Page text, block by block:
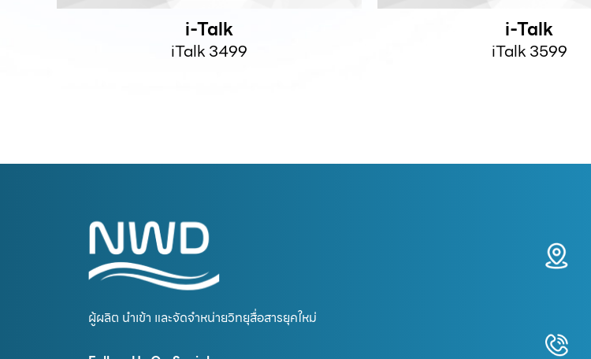
i-Talk
iTalk 3499
i-Talk
iTalk 3599
ผู้ผลิต นำเข้า และจัดจำหน่ายวิทยุสื่อสารยุคใหม่